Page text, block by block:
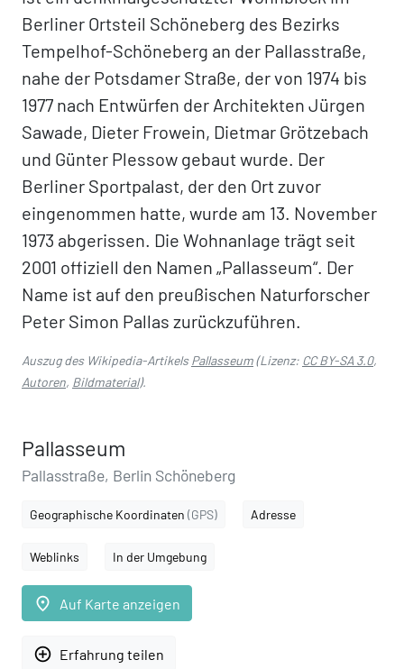
Berliner Ortsteil Schöneberg des Bezirks
Tempelhof-Schöneberg an der Pallasstraße,
nahe der Potsdamer Straße, der von 1974 bis
1977 nach Entwürfen der Architekten Jürgen
Sawade, Dieter Frowein, Dietmar Grötzebach
und Günter Plessow gebaut wurde. Der
Berliner Sportpalast, der den Ort zuvor
eingenommen hatte, wurde am 13. November
1973 abgerissen. Die Wohnanlage trägt seit
2001 offiziell den Namen „Pallasseum“. Der
Name ist auf den preußischen Naturforscher
Peter Simon Pallas zurückzuführen.
Auszug des Wikipedia-ArtikelsPallasseum(Lizenz: CC BY-SA 3.0,
Autoren, Bildmaterial).
Pallasseum
Pallasstraße, Berlin Schöneberg
Geographische Koordinaten (GPS) Adresse
Weblinks In der Umgebung
place Auf Karte anzeigen
add_circle_outline Erfahrung teilen